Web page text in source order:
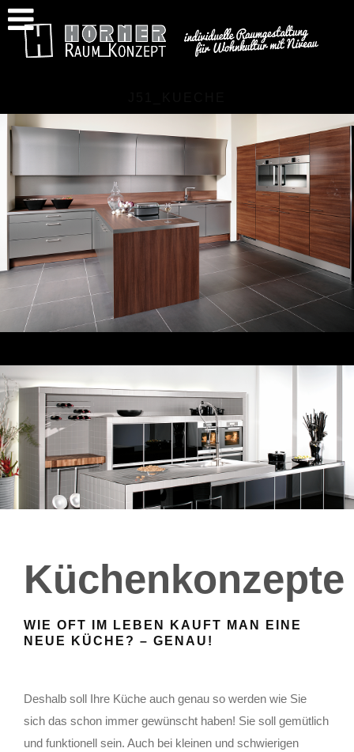
Küchenkonzepte
WIE OFT IM LEBEN KAUFT MAN EINE
NEUE KÜCHE? – GENAU!
Deshalb soll Ihre Küche auch genau so werden wie Sie
sich das schon immer gewünscht haben! Sie soll gemütlich
und funktionell sein. Auch bei kleinen und schwierigen